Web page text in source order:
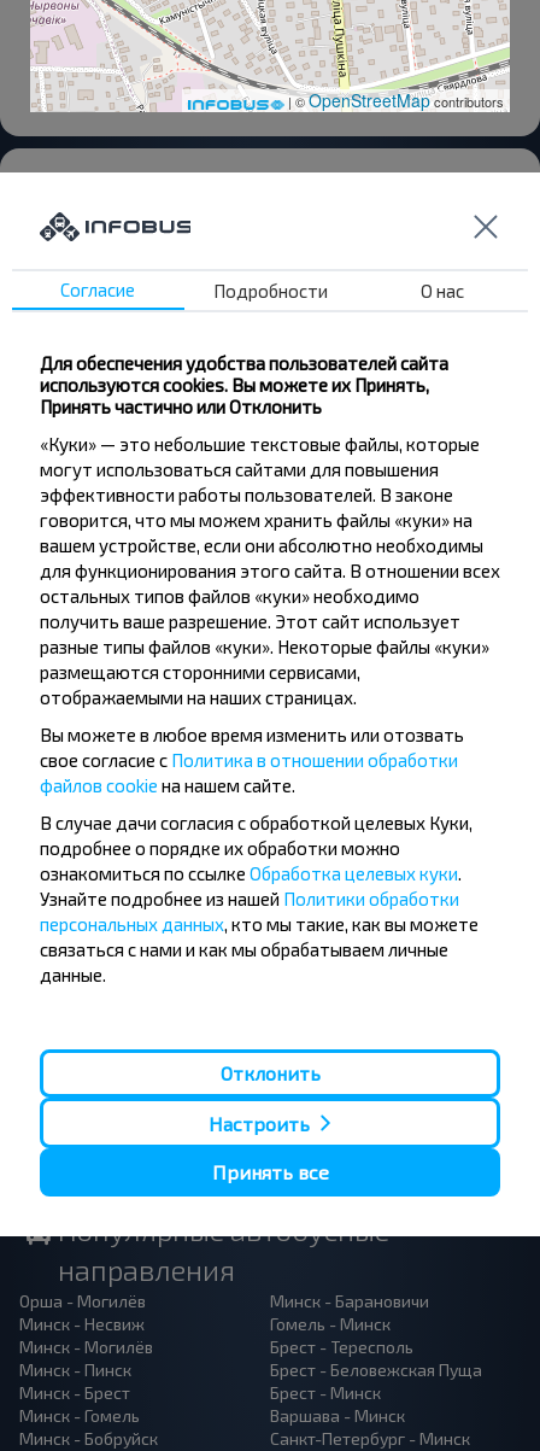
| ©OpenStreetMapcontributors
ул.Пушкина 153
парковка, ТЦ "MART INN", ул. Урицкого, 129
Магазин "Мартин" ул. Минская, 8
Бобруйск ЖД
ул. Минская
Восточное Кладбище
Хотите
путешествовать
дешевле?
Не пропусти специальные акции, скидки и
другие интересные предложения INFOBUS.
Подпишись на получение новостей и
путешествуй с нами дешевле!
Популярные автобусные
направления
Орша - Могилёв
Минск - Несвиж
Минск - Могилёв
Минск - Пинск
Минск - Брест
Минск - Гомель
Минск - Бобруйск
Минск - Барановичи
Гомель - Минск
Брест - Тересполь
Брест - Беловежская Пуща
Брест - Минск
Варшава - Минск
Санкт-Петербург - Минск
Согласие Подробности О нас
Для обеспечения удобства пользователей сайта
используются cookies. Вы можете их Принять,
Принять частично или Отклонить
«Куки» — это небольшие текстовые файлы, которые
могут использоваться сайтами для повышения
эффективности работы пользователей. В законе
говорится, что мы можем хранить файлы «куки» на
вашем устройстве, если они абсолютно необходимы
для функционирования этого сайта. В отношении всех
остальных типов файлов «куки» необходимо
получить ваше разрешение. Этот сайт использует
разные типы файлов «куки». Некоторые файлы «куки»
размещаются сторонними сервисами,
отображаемыми на наших страницах.
Вы можете в любое время изменить или отозвать
свое согласие с Политика в отношении обработки
файлов cookie на нашем сайте.
В случае дачи согласия с обработкой целевых Куки,
подробнее о порядке их обработки можно
ознакомиться по ссылке Обработка целевых куки.
Узнайте подробнее из нашей Политики обработки
персональных данных, кто мы такие, как вы можете
связаться с нами и как мы обрабатываем личные
данные.
Отклонить
Настроить
Принять все